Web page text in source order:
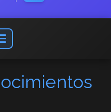
menú